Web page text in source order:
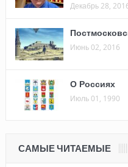
Декабрь 28,
Июнь 02, 2016
О Россиях
Июль 01, 1990
САМЫЕ ЧИТАЕМЫЕ